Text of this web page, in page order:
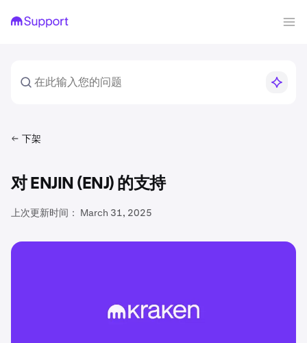
下架
对 ENJIN (ENJ) 的支持
上次更新时间： March 31, 2025